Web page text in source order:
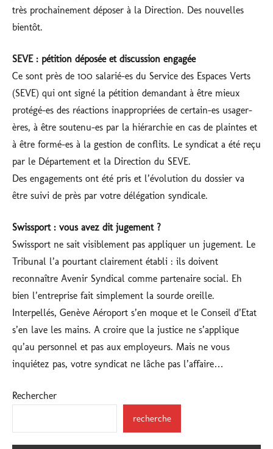
très prochainement déposer à la Direction. Des nouvelles
bientôt.
SEVE : pétition déposée et discussion engagée
Ce sont près de 100 salarié-es du Service des Espaces Verts
(SEVE) qui ont signé la pétition demandant à être mieux
protégé-es des réactions inappropriées de certain-es usager-
ères, à être soutenu-es par la hiérarchie en cas de plaintes et
à être formé-es à la gestion de conflits. Le syndicat a été reçu
par le Département et la Direction du SEVE.
Des engagements ont été pris et l’évolution du dossier va
être suivi de près par votre délégation syndicale.
Swissport : vous avez dit jugement ?
Swissport ne sait visiblement pas appliquer un jugement. Le
Tribunal l’a pourtant clairement établi : ils doivent
reconnaître Avenir Syndical comme partenaire social. Eh
bien l’entreprise fait simplement la sourde oreille.
Interpellés, Genève Aéroport s’en moque et le Conseil d’Etat
s’en lave les mains. A croire que la justice ne s’applique
qu’au personnel et pas aux employeurs. Mais ne vous
inquiétez pas, votre syndicat ne lâche pas l’affaire…
Rechercher
recherche